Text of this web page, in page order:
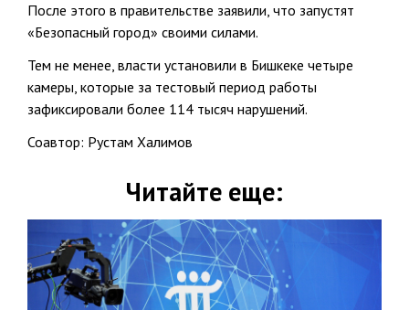
После этого в правительстве заявили, что запустят
«Безопасный город» своими силами.
Тем не менее, власти установили в Бишкеке четыре
камеры, которые за тестовый период работы
зафиксировали более 114 тысяч нарушений.
Соавтор: Рустам Халимов
Читайте еще: